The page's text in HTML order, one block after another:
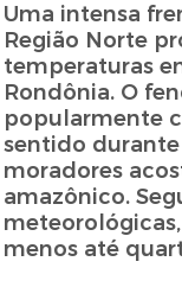
Uma intensa
Região Norte
temperaturas
Rondônia. O
popularmente
sentido
moradores
amazônico.
menos até